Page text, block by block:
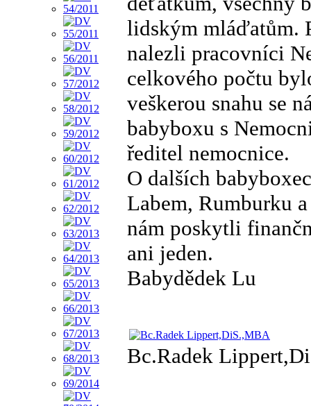
lidským mláďatům.
nalezli pracovníci
celkového počtu
veškerou snahu se
babyboxu s
ředitel nemocnice.
O dalších
Labem, Rumburku
nám poskytli
ani jeden.
Babydědek Lu
Bc.Radek